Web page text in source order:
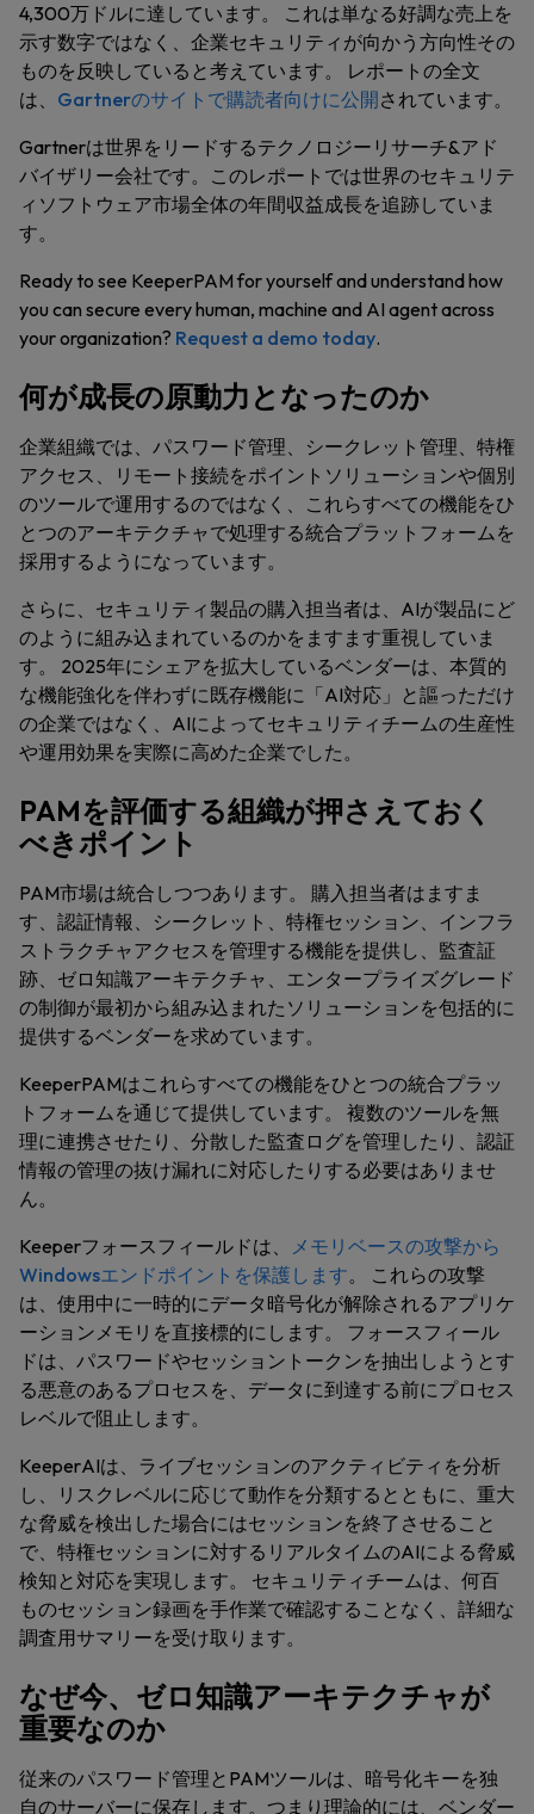
4,300万ドルに達しています。 これは単なる好調な売上を
示す数字ではなく、企業セキュリティが向かう方向性その
ものを反映していると考えています。 レポートの全文
は、 Gartnerのサイトで購読者向けに公開されています。
Gartnerは世界をリードするテクノロジーリサーチ&アド
バイザリー会社です。このレポートでは世界のセキュリテ
ィソフトウェア市場全体の年間収益成長を追跡していま
す。
Ready to see KeeperPAM for yourself and understand how
you can secure every human, machine and AI agent across
your organization? Request a demo today.
何が成長の原動力となったのか
企業組織では、パスワード管理、シークレット管理、特権
アクセス、リモート接続をポイントソリューションや個別
のツールで運用するのではなく、これらすべての機能をひ
とつのアーキテクチャで処理する統合プラットフォームを
採用するようになっています。
さらに、セキュリティ製品の購入担当者は、AIが製品にど
のように組み込まれているのかをますます重視していま
す。 2025年にシェアを拡大しているベンダーは、本質的
な機能強化を伴わずに既存機能に「AI対応」と謳っただけ
の企業ではなく、AIによってセキュリティチームの生産性
や運用効果を実際に高めた企業でした。
PAMを評価する組織が押さえておく
べきポイント
PAM市場は統合しつつあります。 購入担当者はますま
す、認証情報、シークレット、特権セッション、インフラ
ストラクチャアクセスを管理する機能を提供し、監査証
跡、ゼロ知識アーキテクチャ、エンタープライズグレード
の制御が最初から組み込まれたソリューションを包括的に
提供するベンダーを求めています。
KeeperPAMはこれらすべての機能をひとつの統合プラッ
トフォームを通じて提供しています。 複数のツールを無
理に連携させたり、分散した監査ログを管理したり、認証
情報の管理の抜け漏れに対応したりする必要はありませ
ん。
Keeperフォースフィールドは、 メモリベースの攻撃から
Windowsエンドポイントを保護します。 これらの攻撃
は、使用中に一時的にデータ暗号化が解除されるアプリケ
ーションメモリを直接標的にします。 フォースフィール
ドは、パスワードやセッショントークンを抽出しようとす
る悪意のあるプロセスを、データに到達する前にプロセス
レベルで阻止します。
KeeperAIは、ライブセッションのアクティビティを分析
し、リスクレベルに応じて動作を分類するとともに、重大
な脅威を検出した場合にはセッションを終了させること
で、特権セッションに対するリアルタイムのAIによる脅威
検知と対応を実現します。 セキュリティチームは、何百
ものセッション録画を手作業で確認することなく、詳細な
調査用サマリーを受け取ります。
なぜ今、ゼロ知識アーキテクチャが
重要なのか
従来のパスワード管理とPAMツールは、暗号化キーを独
自のサーバーに保存します。つまり理論的には、ベンダー